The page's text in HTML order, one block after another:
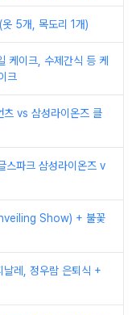
5개, 목도리 1개)
케이크, 수제간식 등 케
크
vs 삼성라이온즈 클
파크 삼성라이온즈 v
Show) + 불꽃
레, 정우람 은퇴식 +